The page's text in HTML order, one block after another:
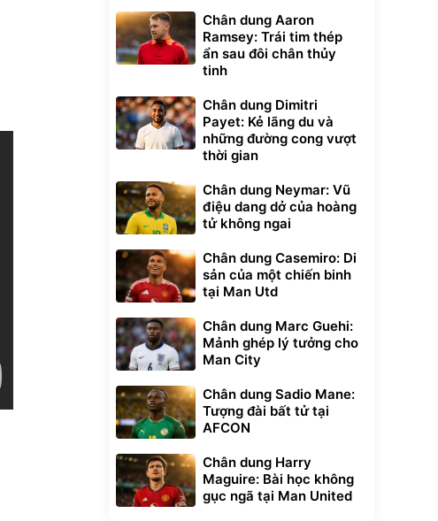
Chân dung Aaron
Ramsey: Trái tim thép
ẩn sau đôi chân thủy
tinh
Chân dung Dimitri
Payet: Kẻ lãng du và
những đường cong vượt
thời gian
Chân dung Neymar: Vũ
điệu dang dở của hoàng
tử không ngai
Chân dung Casemiro: Di
sản của một chiến binh
tại Man Utd
Chân dung Marc Guehi:
Mảnh ghép lý tưởng cho
Man City
Chân dung Sadio Mane:
Tượng đài bất tử tại
AFCON
Chân dung Harry
Maguire: Bài học không
gục ngã tại Man United